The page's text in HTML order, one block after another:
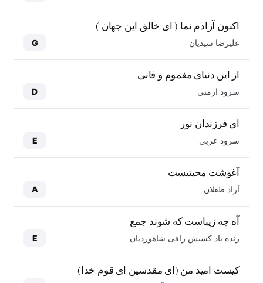
اکنون آزادم نما ( ای خالق این جهان )
علیرضا سیدیان G
از این دنیای مغموم و فانی
سرود ارمنی D
ای فرزندان نور
سرود عربی E
آغوشت محبتیست
آراد طفلان A
آه چه زیباست که شوند جمع
زنده یاد کشیش رافی شاهوردیان E
کیست امید من (ای مقدسین ای قوم خدا)